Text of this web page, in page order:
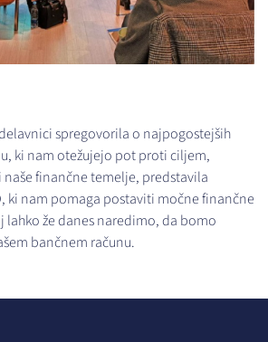
spregovorila o najpogostejših
ki nam otežujejo pot proti ciljem,
finančne temelje, predstavila
ki nam pomaga postaviti močne finančne
lahko že danes naredimo, da bomo
bančnem računu.